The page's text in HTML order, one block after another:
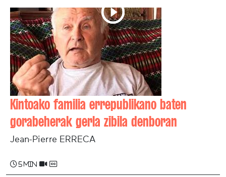
Kintoako familia errepublikano baten
gorabeherak gerla zibila denboran
Jean-Pierre ERRECA
5 min